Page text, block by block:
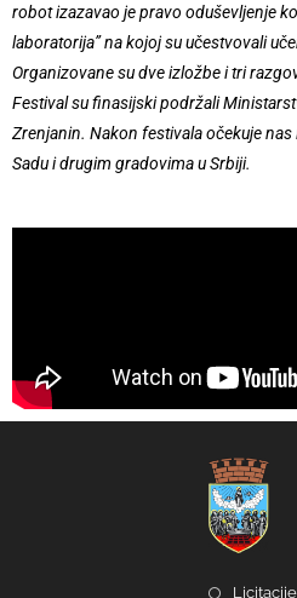
robot izazavao je pravo oduševljenje
laboratorija” na kojoj su učestvovali
Organizovane su dve izložbe i tri
Festival su finasijski podržali
Zrenjanin. Nakon festivala očekuje
Sadu i drugim gradovima u Srbiji.
Licitacije